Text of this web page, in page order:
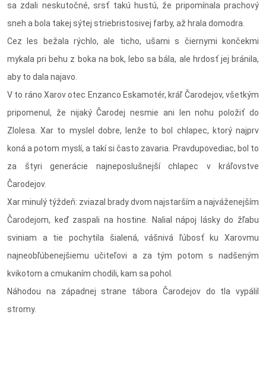
sa zdali neskutočné, srsť takú hustú, že pripomínala prachový
sneh a bola takej sýtej striebristosivej farby, až hrala domodra.
Cez les bežala rýchlo, ale ticho, ušami s čiernymi končekmi
mykala pri behu z boka na bok, lebo sa bála, ale hrdosť jej bránila,
aby to dala najavo.
V to ráno Xarov otec Enzanco Eskamotér, kráľ Čarodejov, všetkým
pripomenul, že nijaký Čarodej nesmie ani len nohu položiť do
Zlolesa. Xar to myslel dobre, lenže to bol chlapec, ktorý najprv
koná a potom myslí, a takí si často zavaria. Pravdupovediac, bol to
za štyri generácie najneposlušnejší chlapec v kráľovstve
Čarodejov.
Xar minulý týždeň: zviazal brady dvom najstarším a najváženejším
Čarodejom, keď zaspali na hostine. Nalial nápoj lásky do žľabu
sviniam a tie pochytila šialená, vášnivá ľúbosť ku Xarovmu
najneobľúbenejšiemu učiteľovi a za tým potom s nadšeným
kvikotom a cmukaním chodili, kam sa pohol.
Náhodou na západnej strane tábora Čarodejov do tla vypálil
stromy.